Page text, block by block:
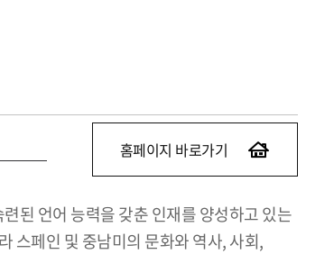
홈페이지 바로가기
된 언어 능력을 갖춘 인재를 양성하고 있는
스페인 및 중남미의 문화와 역사, 사회,